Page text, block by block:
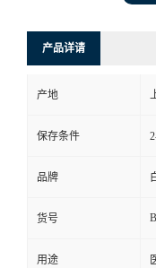
产品详请
产地
保存条件
品牌
货号
用途